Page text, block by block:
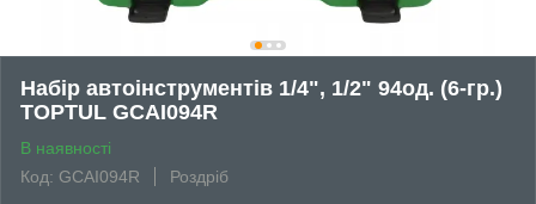
Набір автоінструментів 1/4", 1/2" 94од. (6-гр.)
TOPTUL GCAI094R
В наявності
Код: GCAI094R
Роздріб